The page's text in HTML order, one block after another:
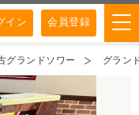
イン 会員登録
グランドソワー グラン